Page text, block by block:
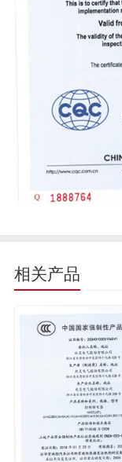
相关产品